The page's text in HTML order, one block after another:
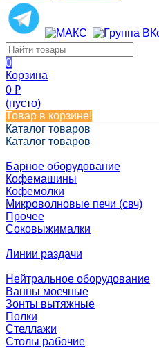
0
Корзина
0 ₽
(пусто)
Товар в корзине!
Каталог товаров
Каталог товаров
Барное оборудование
Кофемашины
Кофемолки
Микроволновые печи (свч)
Прочее
Соковыжималки
Линии раздачи
Нейтральное оборудование
Ванны моечные
Зонты вытяжные
Полки
Стеллажи
Столы рабочие